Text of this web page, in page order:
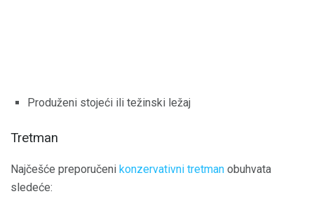
Produženi stojeći ili težinski ležaj
Tretman
Najčešće preporučeni konzervativni tretman obuhvata
sledeće: